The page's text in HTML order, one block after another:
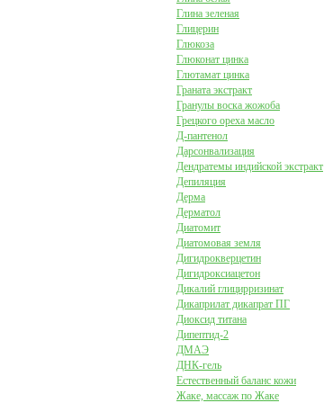
Глина зеленая
Глицерин
Глюкоза
Глюконат цинка
Глютамат цинка
Граната экстракт
Гранулы воска жожоба
Грецкого ореха масло
Д-пантенол
Дарсонвализация
Дендратемы индийской экстракт
Депиляция
Дерма
Дерматол
Диатомит
Диатомовая земля
Дигидрокверцетин
Дигидроксиацетон
Дикалий глицирризинат
Дикаприлат дикапрат ПГ
Диоксид титана
Дипептид-2
ДМАЭ
ДНК-гель
Естественный баланс кожи
Жаке, массаж по Жаке